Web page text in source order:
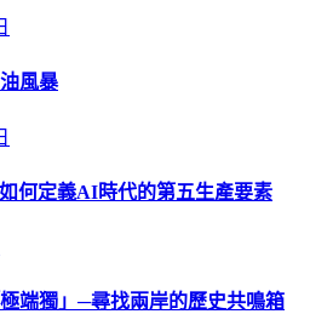
風暴
何定義AI時代的第五生產要素
端獨」─尋找兩岸的歷史共鳴箱